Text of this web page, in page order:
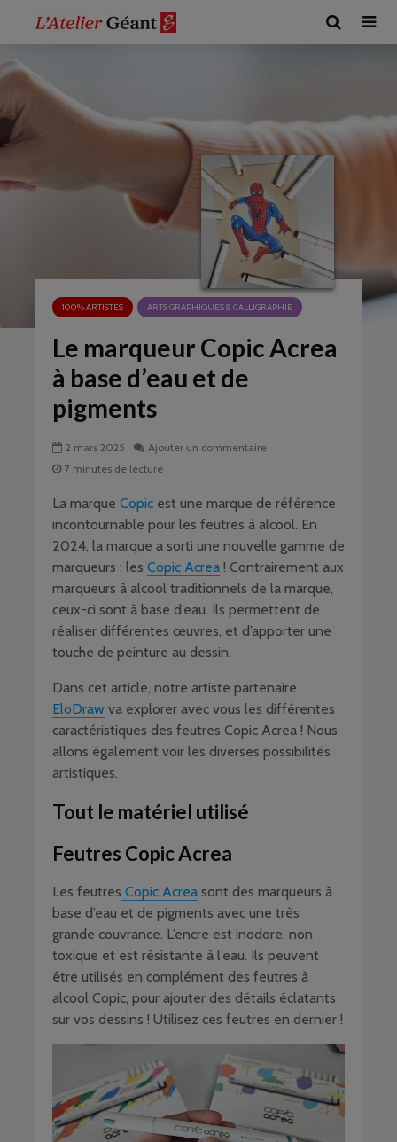
100% ARTISTES ARTS GRAPHIQUES & CALLIGRAPHIE
Le marqueur Copic Acrea
à base d’eau et de
pigments
2 mars 2025
Ajouter un commentaire
7 minutes de lecture
La marque Copic est une marque de référence
incontournable pour les feutres à alcool. En
2024, la marque a sorti une nouvelle gamme de
marqueurs : les Copic Acrea ! Contrairement aux
marqueurs à alcool traditionnels de la marque,
ceux-ci sont à base d’eau. Ils permettent de
réaliser différentes œuvres, et d’apporter une
touche de peinture au dessin.
Dans cet article, notre artiste partenaire
EloDraw va explorer avec vous les différentes
caractéristiques des feutres Copic Acrea ! Nous
allons également voir les diverses possibilités
artistiques.
Tout le matériel utilisé
Feutres Copic Acrea
Les feutres Copic Acrea sont des marqueurs à
base d’eau et de pigments avec une très
grande couvrance. L’encre est inodore, non
toxique et est résistante à l’eau. Ils peuvent
être utilisés en complément des feutres à
alcool Copic, pour ajouter des détails éclatants
sur vos dessins ! Utilisez ces feutres en dernier !